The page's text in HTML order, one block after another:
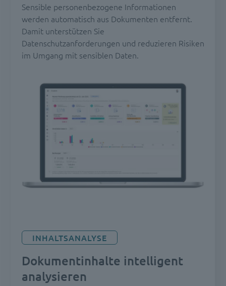
Sensible personenbezogene Informationen
werden automatisch aus Dokumenten entfernt.
Damit unterstützen Sie
Datenschutzanforderungen und reduzieren Risiken
im Umgang mit sensiblen Daten.
INHALTSANALYSE
Dokumentinhalte intelligent
analysieren